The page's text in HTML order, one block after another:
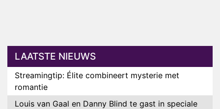
LAATSTE NIEUWS
Streamingtip: Élite combineert mysterie met
romantie
Louis van Gaal en Danny Blind te gast in speciale